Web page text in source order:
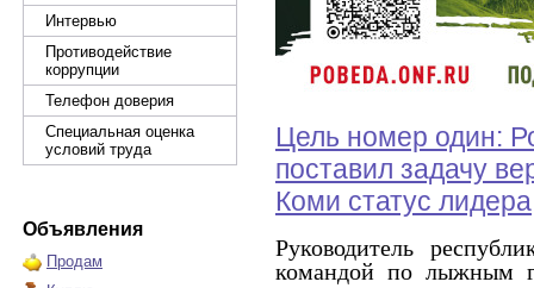
Интервью
Противодействие
коррупции
Телефон доверия
Специальная оценка
условий труда
Объявления
Продам
Цель номер один:
поставил задачу
Коми статус лидера
Руководитель
командой по лыжным